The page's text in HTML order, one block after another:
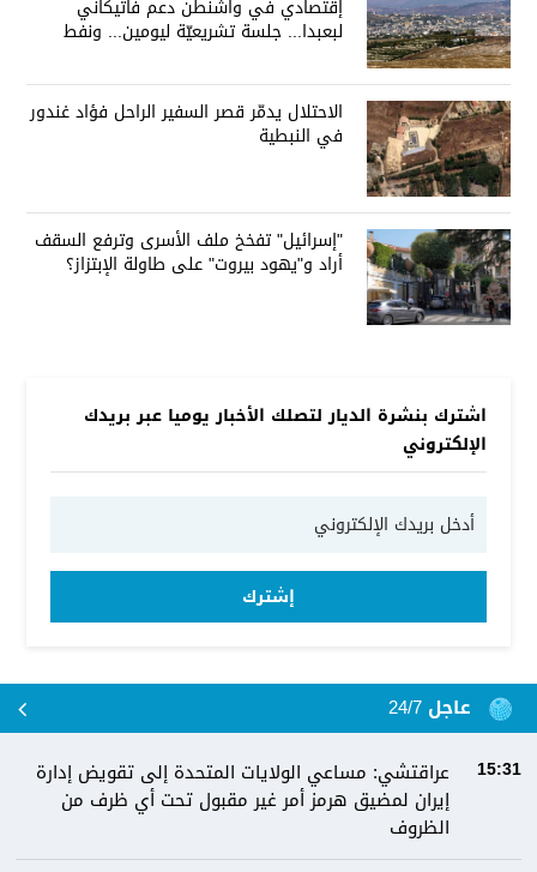
إقتصادي في واشنطن دعم فاتيكاني
لبعبدا... جلسة تشريعيّة ليومين... ونفط
الاحتلال يدمّر قصر السفير الراحل فؤاد غندور
في النبطية
"إسرائيل" تفخخ ملف الأسرى وترفع السقف
أراد و"يهود بيروت" على طاولة الإبتزاز؟
اشترك بنشرة الديار لتصلك الأخبار يوميا عبر بريدك
الإلكتروني
إشترك
عاجل 24/7
15:31
عراقتشي: مساعي الولايات المتحدة إلى تقويض إدارة
إيران لمضيق هرمز أمر غير مقبول تحت أي ظرف من
الظروف